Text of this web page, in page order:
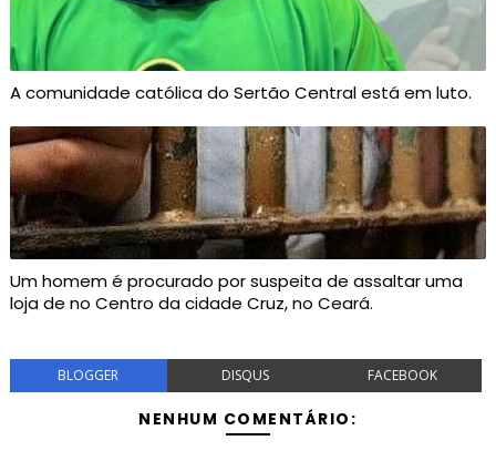
A comunidade católica do Sertão Central está em luto.
Um homem é procurado por suspeita de assaltar uma
loja de no Centro da cidade Cruz, no Ceará.
BLOGGER DISQUS FACEBOOK
NENHUM COMENTÁRIO: